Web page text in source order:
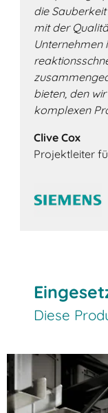
die
mit der
Unternehmen
bieten, den
komplexen
Clive Cox
Projektleiter
Diese